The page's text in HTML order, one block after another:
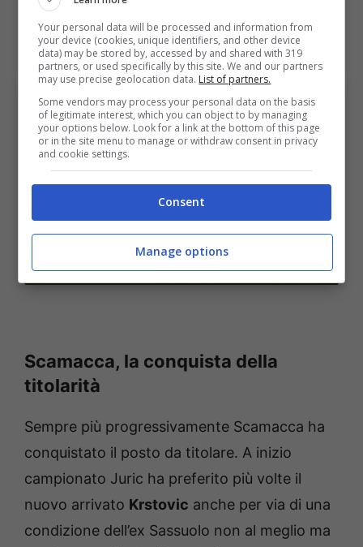
molta fatica alla
solo cinque gol in tutto il campionato.
Emmanuele Ciancaglini/Getty Images Via One Football)
Bolognasportnews
Scamacca, la conquista della
titolarità
Sempre più progressivamente Scamacca ha
conquistato il posto da titolare. A inizio
campionato Juric ha preferito più volte il
nuovo arrivato Krstovic anche per via di una
condizione dell’ex Sassuolo non al meglio ma
Your personal data will be processed and information from
your device (cookies, unique identifiers, and other device
data) may be stored by, accessed by and shared with 319
partners, or used specifically by this site. We and our partners
may use precise geolocation data. List of partners.
Some vendors may process your personal data on the basis
of legitimate interest, which you can object to by managing
your options below. Look for a link at the bottom of this page
or in the site menu to manage or withdraw consent in privacy
and cookie settings.
Consent
Manage options